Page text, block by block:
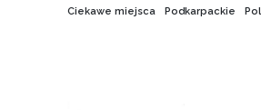
Ciekawe miejsca Podkarpackie